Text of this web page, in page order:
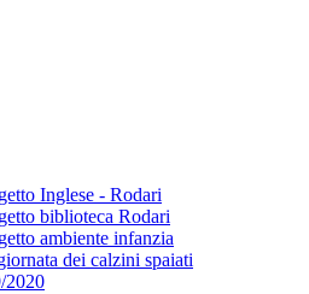
Inglese - Rodari
biblioteca Rodari
ambiente infanzia
dei calzini spaiati
2020